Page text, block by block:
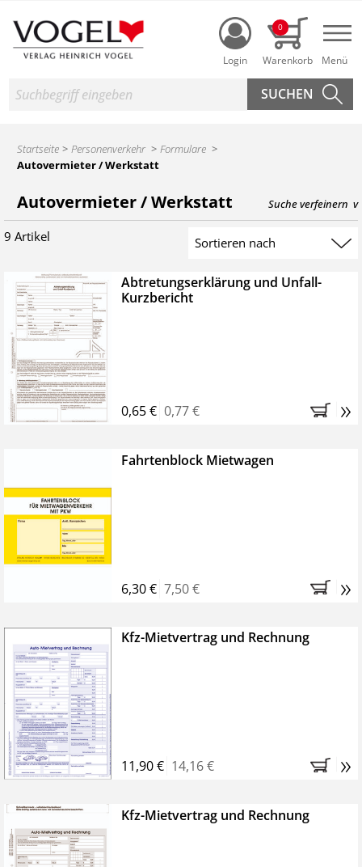
Login
0
Suche
Startseite Personenverkehr
Formulare
Autovermieter / Werkstatt
Produktsuche des Heinrich Vogel Shop
Autovermieter / Werkstatt Suche verfeinern
9 Artikel Suchergebnis sortieren
Abtretungserklärung und Unfall-
Kurzbericht
0,65 € 0,77 € »
Fahrtenblock Mietwagen
6,30 € 7,50 € »
Kfz-Mietvertrag und Rechnung
11,90 € 14,16 € »
Kfz-Mietvertrag und Rechnung